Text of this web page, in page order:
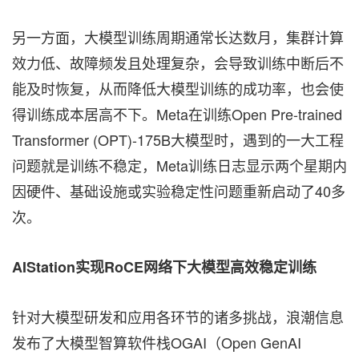
另一方面，大模型训练周期通常长达数月，集群计算
效力低、故障频发且处理复杂，会导致训练中断后不
能及时恢复，从而降低大模型训练的成功率，也会使
得训练成本居高不下。Meta在训练Open Pre-trained
Transformer (OPT)-175B大模型时，遇到的一大工程
问题就是训练不稳定，Meta训练日志显示两个星期内
因硬件、基础设施或实验稳定性问题重新启动了40多
次。
AIStation实现RoCE网络下大模型高效稳定训练
针对大模型研发和应用各环节的诸多挑战，浪潮信息
发布了大模型智算软件栈OGAI（Open GenAI